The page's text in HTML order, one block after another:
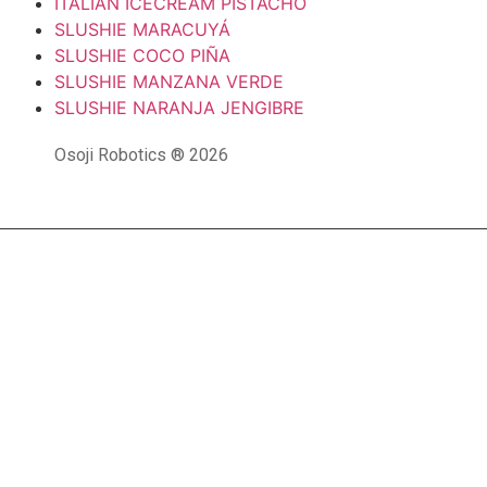
SLUSHIE MARACUYÁ
SLUSHIE COCO PIÑA
SLUSHIE MANZANA VERDE
SLUSHIE NARANJA JENGIBRE
Osoji Robotics ® 2026